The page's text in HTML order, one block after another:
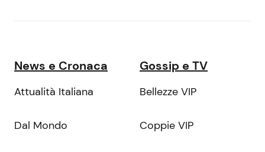
News e Cronaca
Attualità Italiana
Dal Mondo
Gossip e TV
Bellezze VIP
Coppie VIP